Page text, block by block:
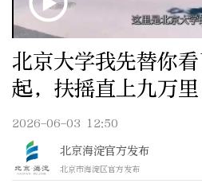
北京大学我先替你
起，扶摇直上九万里
2026-06-03 12:50
北京海淀官方发布
北京市海淀区官方发布